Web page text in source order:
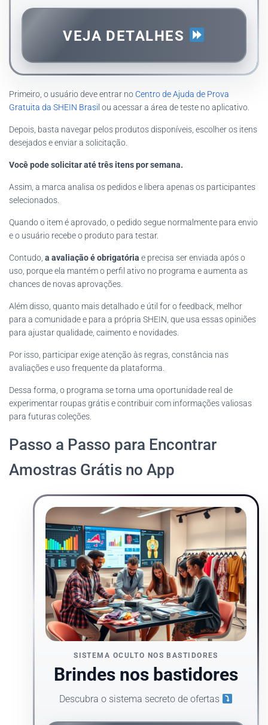
VEJA DETALHES
Primeiro, o usuário deve entrar noCentro de Ajuda de Prova
Gratuita da SHEIN Brasil ou acessar a área de teste no aplicativo.
Depois, basta navegar pelos produtos disponíveis, escolher os itens
desejados e enviar a solicitação.
Você pode solicitar até três itens por semana.
Assim, a marca analisa os pedidos e libera apenas os participantes
selecionados.
Quando o item é aprovado, o pedido segue normalmente para envio
e o usuário recebe o produto para testar.
Contudo, a avaliação é obrigatória e precisa ser enviada após o
uso, porque ela mantém o perfil ativo no programa e aumenta as
chances de novas aprovações.
Além disso, quanto mais detalhado e útil for o feedback, melhor
para a comunidade e para a própria SHEIN, que usa essas opiniões
para ajustar qualidade, caimento e novidades.
Por isso, participar exige atenção às regras, constância nas
avaliações e uso frequente da plataforma.
Dessa forma, o programa se torna uma oportunidade real de
experimentar roupas grátis e contribuir com informações valiosas
para futuras coleções.
Passo a Passo para Encontrar
Amostras Grátis no App
SISTEMA OCULTO NOS BASTIDORES
Brindes nos bastidores
Descubra o sistema secreto de ofertas